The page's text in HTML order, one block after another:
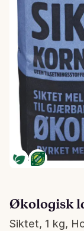
Økologisk
Siktet, 1 kg,